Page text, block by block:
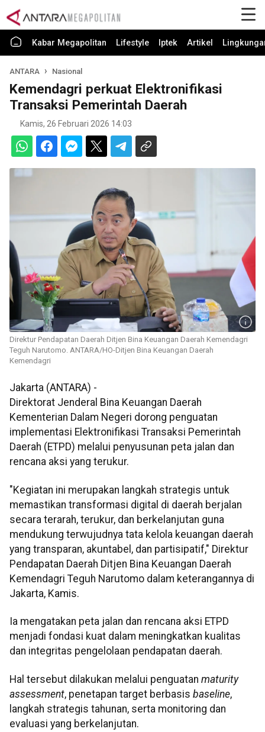
Kabar Megapolitan Lifestyle Iptek Artikel
ANTARA Nasional
Kemendagri perkuat Elektronifikasi
Transaksi Pemerintah Daerah
Kamis, 26 Februari 2026 14:03
Direktur Pendapatan Daerah Ditjen Bina Keuangan Daerah Kemendagri
Teguh Narutomo. ANTARA/HO-Ditjen Bina Keuangan Daerah
Kemendagri
Jakarta (ANTARA) -
Direktorat Jenderal Bina Keuangan Daerah
Kementerian Dalam Negeri dorong penguatan
implementasi Elektronifikasi Transaksi Pemerintah
Daerah (ETPD) melalui penyusunan peta jalan dan
rencana aksi yang terukur.
"Kegiatan ini merupakan langkah strategis untuk
memastikan transformasi digital di daerah berjalan
secara terarah, terukur, dan berkelanjutan guna
mendukung terwujudnya tata kelola keuangan daerah
yang transparan, akuntabel, dan partisipatif," Direktur
Pendapatan Daerah Ditjen Bina Keuangan Daerah
Kemendagri Teguh Narutomo dalam keterangannya di
Jakarta, Kamis.
Ia mengatakan peta jalan dan rencana aksi ETPD
menjadi fondasi kuat dalam meningkatkan kualitas
dan integritas pengelolaan pendapatan daerah.
Hal tersebut dilakukan melalui penguatan maturity
assessment, penetapan target berbasis baseline,
langkah strategis tahunan, serta monitoring dan
evaluasi yang berkelanjutan.